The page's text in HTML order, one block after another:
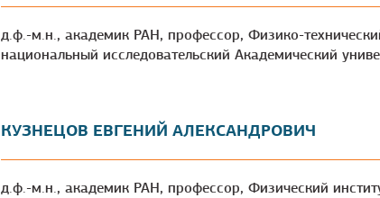
д.ф.-м.н., академик РАН, профессор, Физико-
национальный исследовательский Академический
КУЗНЕЦОВ ЕВГЕНИЙ АЛЕКСАНДРОВИЧ
д.ф.-м.н., академик РАН, профессор, Физический